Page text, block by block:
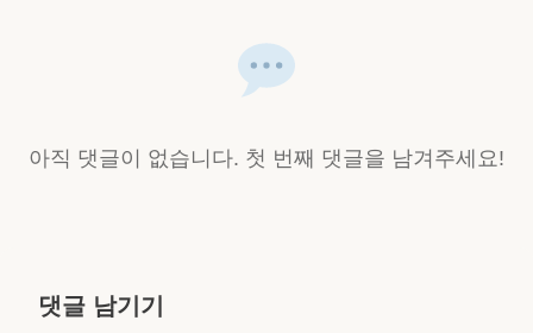
아직 댓글이 없습니다. 첫 번째 댓글을 남겨주세요!
댓글 남기기